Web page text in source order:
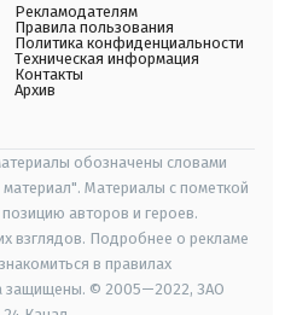
Рекламодателям
Правила пользования
Политика конфиденциальности
Техническая информация
Контакты
Архив
обозначены словами
Материалы с пометкой
авторов и героев.
взглядов. Подробнее о рекламе
в правилах
защищены. © 2005—2022, ЗАО